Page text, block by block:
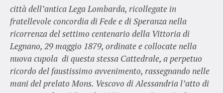
città dell’antica Lega Lombarda, ricollegate in
fratellevole concordia di Fede e di Speranza nella
ricorrenza del settimo centenario della Vittoria di
Legnano, 29 maggio 1879, ordinate e collocate nella
nuova cupola di questa stessa Cattedrale, a perpetuo
ricordo del faustissimo avvenimento, rassegnando nelle
mani del prelato Mons. Vescovo di Alessandria l’atto di